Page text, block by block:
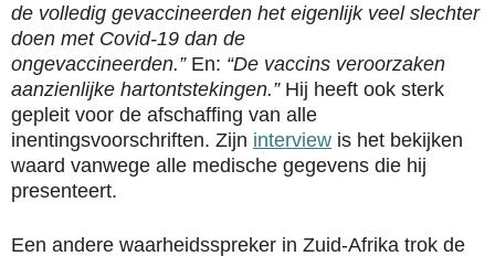
de volledig gevaccineerden het eigenlijk veel slechter
doen met Covid-19 dan de
ongevaccineerden.”En: “De vaccins veroorzaken
aanzienlijke hartontstekingen.”Hij heeft ook sterk
gepleit voor de afschaffing van alle
inentingsvoorschriften. Zijn interview is het bekijken
waard vanwege alle medische gegevens die hij
presenteert.
Een andere waarheidsspreker in Zuid-Afrika trok de